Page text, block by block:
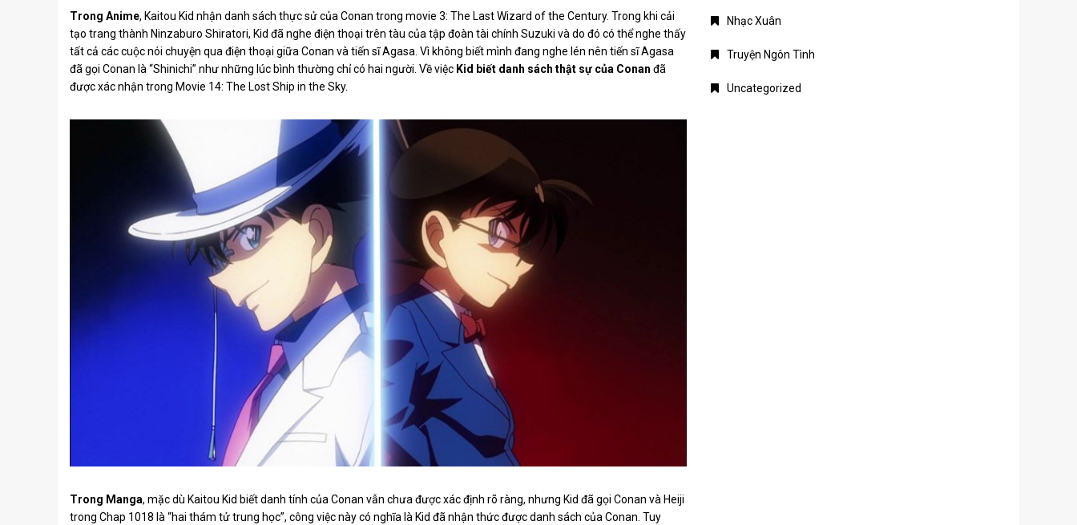
Trong Anime, Kaitou Kid nhận danh sách thực sử của Conan trong movie 3: The Last Wizard of the Century. Trong khi cải
tạo trang thành Ninzaburo Shiratori, Kid đã nghe điện thoại trên tàu của tập đoàn tài chính Suzuki và do đó có thể nghe thấy
tất cả các cuộc nói chuyện qua điện thoại giữa Conan và tiến sĩ Agasa. Vì không biết mình đang nghe lén nên tiến sĩ Agasa
đã gọi Conan là “Shinichi” như những lúc bình thường chỉ có hai người. Về việc Kid biết danh sách thật sự của Conan đã
được xác nhận trong Movie 14: The Lost Ship in the Sky.
Trong Manga, mặc dù Kaitou Kid biết danh tính của Conan vẫn chưa được xác định rõ ràng, nhưng Kid đã gọi Conan và Heiji
trong Chap 1018 là “hai thám tử trung học”, công việc này có nghĩa là Kid đã nhận thức được danh sách của Conan. Tuy
Nhạc Xuân
Truyện Ngôn Tình
Uncategorized